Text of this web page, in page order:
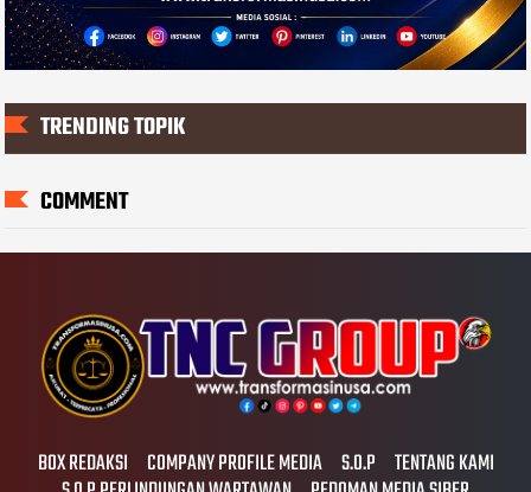
TRENDING TOPIK
COMMENT
BOX REDAKSI COMPANY PROFILE MEDIA S.O.P TENTANG KAMI